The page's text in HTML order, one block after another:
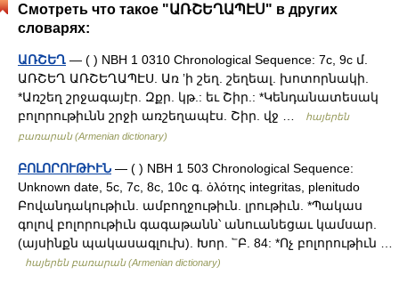
Смотреть что такое "ԱՌՇԵՂԱՊԷՍ" в других
словарях:
ԱՌՇԵՂ — ( ) NBH 1 0310 Chronological Sequence: 7c, 9c մ.
ԱՌՇԵՂ ԱՌՇԵՂԱՊԷՍ. Առ ʼի շեղ. շեղեալ. խոտորնակի.
*Առշեղ շրջագայէր. Զքր. կթ.: եւ Շիր.: *Կենդանատեսակ
բոլորութիւնն շրջի առշեղապէս. Շիր. վջ …
հայերեն
բառարան (Armenian dictionary)
ԲՈԼՈՐՈՒԹԻՒՆ — ( ) NBH 1 503 Chronological Sequence:
Unknown date, 5c, 7c, 8c, 10c գ. ὀλότης integritas, plenitudo
Բովանդակութիւն. ամբողջութիւն. լրութիւն. *Պակաս
գոլով բոլորութիւն գագաթանն՝ անուանեցաւ կամսար.
(այսինքն պակասագլուխ). Խոր. ՟Բ. 84: *Ոչ բոլորութիւն …
հայերեն բառարան (Armenian dictionary)